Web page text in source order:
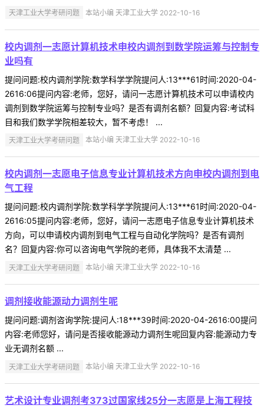
天津工业大学考研问题 本站小编 天津工业大学 2022-10-16
校内调剂一志愿计算机技术申校内调剂到数学院运筹与控制专
业吗有
提问问题:校内调剂学院:数学科学学院提问人:13***61时间:2020-04-
2616:06提问内容:老师，您好，请问一志愿计算机技术可以申请校内
调剂到数学院运筹与控制专业吗？是否有调剂名额？回复内容:考试科
目和我们数学学院相差较大，暂不考虑！ ...
天津工业大学考研问题 本站小编 天津工业大学 2022-10-16
校内调剂一志愿电子信息专业计算机技术方向申校内调剂到电
气工程
提问问题:校内调剂学院:数学科学学院提问人:13***61时间:2020-04-
2616:05提问内容:老师，您好，请问一志愿电子信息专业计算机技术
方向，可以申请校内调剂到电气工程与自动化学院吗？是否有调剂
名？回复内容:你可以咨询电气学院的老师，具体我不太清楚 ...
天津工业大学考研问题 本站小编 天津工业大学 2022-10-16
调剂接收能源动力调剂生呢
提问问题:调剂咨询学院:提问人:18***39时间:2020-04-2616:00提问
内容:老师您好，请问是否接收能源动力调剂生呢回复内容:能源动力专
业无调剂名额 ...
天津工业大学考研问题 本站小编 天津工业大学 2022-10-16
艺术设计专业调剂考373过国家线25分一志愿是上海工程技